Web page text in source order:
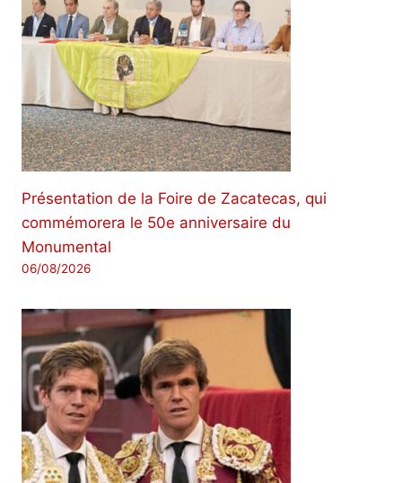
Présentation de la Foire de Zacatecas, qui
commémorera le 50e anniversaire du
Monumental
06/08/2026